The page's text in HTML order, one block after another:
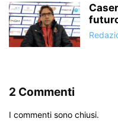
2 Commenti
I commenti sono chiusi.